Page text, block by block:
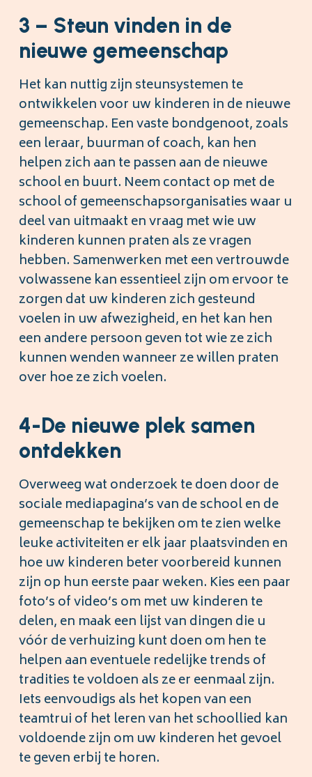
3 – Steun vinden in de
nieuwe gemeenschap
Het kan nuttig zijn steunsystemen te
ontwikkelen voor uw kinderen in de nieuwe
gemeenschap. Een vaste bondgenoot, zoals
een leraar, buurman of coach, kan hen
helpen zich aan te passen aan de nieuwe
school en buurt. Neem contact op met de
school of gemeenschapsorganisaties waar u
deel van uitmaakt en vraag met wie uw
kinderen kunnen praten als ze vragen
hebben. Samenwerken met een vertrouwde
volwassene kan essentieel zijn om ervoor te
zorgen dat uw kinderen zich gesteund
voelen in uw afwezigheid, en het kan hen
een andere persoon geven tot wie ze zich
kunnen wenden wanneer ze willen praten
over hoe ze zich voelen.
4-De nieuwe plek samen
ontdekken
Overweeg wat onderzoek te doen door de
sociale mediapagina’s van de school en de
gemeenschap te bekijken om te zien welke
leuke activiteiten er elk jaar plaatsvinden en
hoe uw kinderen beter voorbereid kunnen
zijn op hun eerste paar weken. Kies een paar
foto’s of video’s om met uw kinderen te
delen, en maak een lijst van dingen die u
vóór de verhuizing kunt doen om hen te
helpen aan eventuele redelijke trends of
tradities te voldoen als ze er eenmaal zijn.
Iets eenvoudigs als het kopen van een
teamtrui of het leren van het schoollied kan
voldoende zijn om uw kinderen het gevoel
te geven erbij te horen.